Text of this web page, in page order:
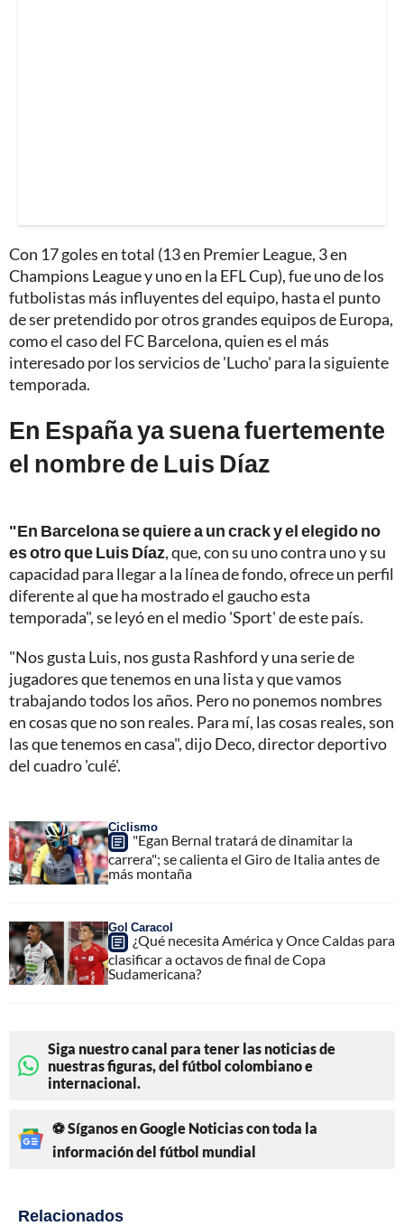
Con 17 goles en total (13 en Premier League, 3 en
Champions League y uno en la EFL Cup), fue uno de los
futbolistas más influyentes del equipo, hasta el punto
de ser pretendido por otros grandes equipos de Europa,
como el caso del FC Barcelona, quien es el más
interesado por los servicios de 'Lucho' para la siguiente
temporada.
En España ya suena fuertemente
el nombre de Luis Díaz
"En Barcelona se quiere a un crack y el elegido no
es otro que Luis Díaz, que, con su uno contra uno y su
capacidad para llegar a la línea de fondo, ofrece un perfil
diferente al que ha mostrado el gaucho esta
temporada", se leyó en el medio 'Sport' de este país.
"Nos gusta Luis, nos gusta Rashford y una serie de
jugadores que tenemos en una lista y que vamos
trabajando todos los años. Pero no ponemos nombres
en cosas que no son reales. Para mí, las cosas reales, son
las que tenemos en casa", dijo Deco, director deportivo
del cuadro 'culé'.
Ciclismo
"Egan Bernal tratará de dinamitar la
carrera"; se calienta el Giro de Italia antes de
más montaña
Gol Caracol
¿Qué necesita América y Once Caldas para
clasificar a octavos de final de Copa
Sudamericana?
Siga nuestro canal para tener las noticias de
nuestras figuras, del fútbol colombiano e
internacional.
⚽ Síganos en Google Noticias con toda la
información del fútbol mundial
Relacionados